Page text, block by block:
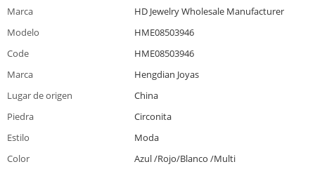
Marca
HD Jewelry Wholesale Manufacturer
Modelo
HME08503946
Code
HME08503946
Marca
Hengdian Joyas
Lugar de origen
China
Piedra
Circonita
Estilo
Moda
Color
Azul /Rojo/Blanco /Multi